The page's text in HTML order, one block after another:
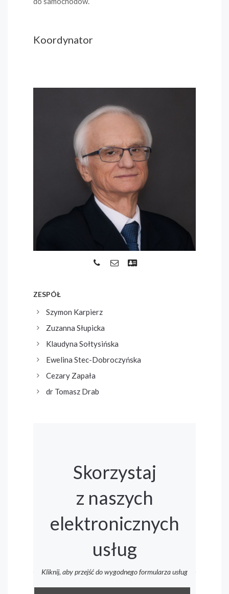
Koordynator
ZESPÓŁ
Szymon Karpierz
Zuzanna Słupicka
Klaudyna Sołtysińska
Ewelina Stec-Dobroczyńska
Cezary Zapała
dr Tomasz Drab
Skorzystaj
z naszych
elektronicznych
usług
Kliknij, aby przejść do wygodnego formularza usług